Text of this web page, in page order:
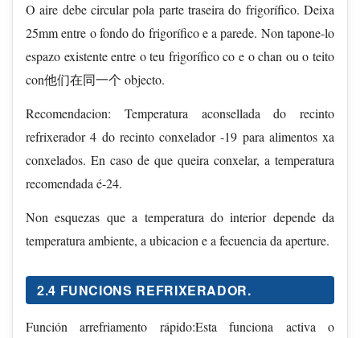
O aire debe circular pola parte traseira do frigorífico. Deixa
25mm entre o fondo do frigorífico e a parede. Non tapone-lo
espazo existente entre o teu frigorífico co e o chan ou o teito
con他们在同一个 objecto.
Recomendacion: Temperatura aconsellada do recinto
refrixerador 4 do recinto conxelador -19 para alimentos xa
conxelados. En caso de que queira conxelar, a temperatura
recomendada é-24.
Non esquezas que a temperatura do interior depende da
temperatura ambiente, a ubicacion e a fecuencia da aperture.
2.4 FUNCIONS REFRIXERADOR.
Función arrefriamento rápido:Esta funciona activa o